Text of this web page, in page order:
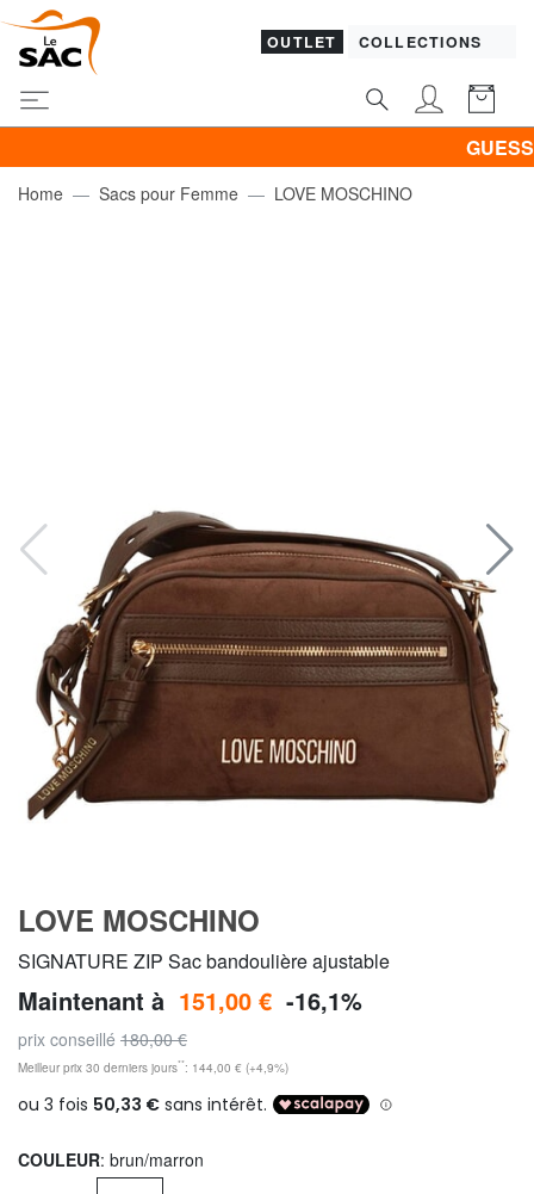
OUTLET COLLECTIONS
GUESS &
Home Sacs pour Femme LOVE MOSCHINO
LOVE MOSCHINO
SIGNATURE ZIP Sac bandoulière ajustable
Maintenant à 151,00 € -16,1%
prix conseillé 180,00 €
Meilleur prix 30 derniers jours**: 144,00 € (+4,9%)
COULEUR: brun/marron